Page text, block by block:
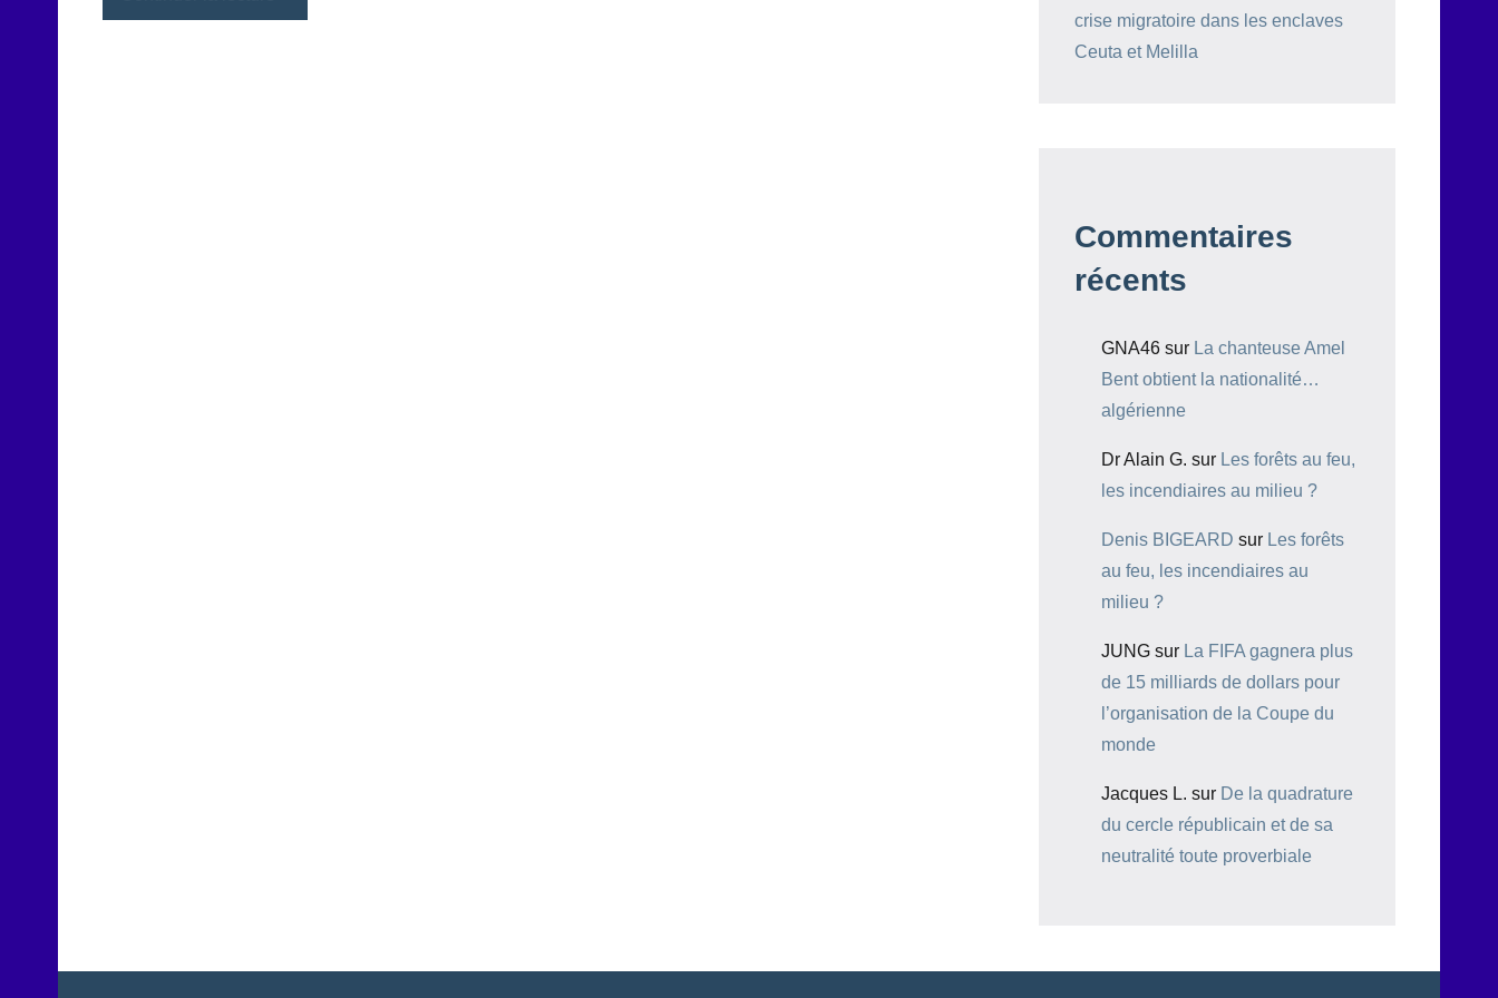
crise migratoire dans les enclaves
Ceuta et Melilla
Commentaires
récents
GNA46 sur La chanteuse Amel
Bent obtient la nationalité…
algérienne
Dr Alain G. sur Les forêts au feu,
les incendiaires au milieu ?
Denis BIGEARD sur Les forêts
au feu, les incendiaires au
milieu ?
JUNG sur La FIFA gagnera plus
de 15 milliards de dollars pour
l’organisation de la Coupe du
monde
Jacques L. sur De la quadrature
du cercle républicain et de sa
neutralité toute proverbiale